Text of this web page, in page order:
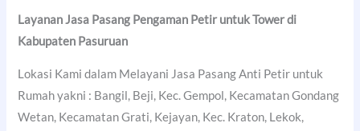
Layanan Jasa Pasang Pengaman Petir untuk Tower di
Kabupaten Pasuruan
Lokasi Kami dalam Melayani Jasa Pasang Anti Petir untuk
Rumah yakni : Bangil, Beji, Kec. Gempol, Kecamatan Gondang
Wetan, Kecamatan Grati, Kejayan, Kec. Kraton, Lekok,